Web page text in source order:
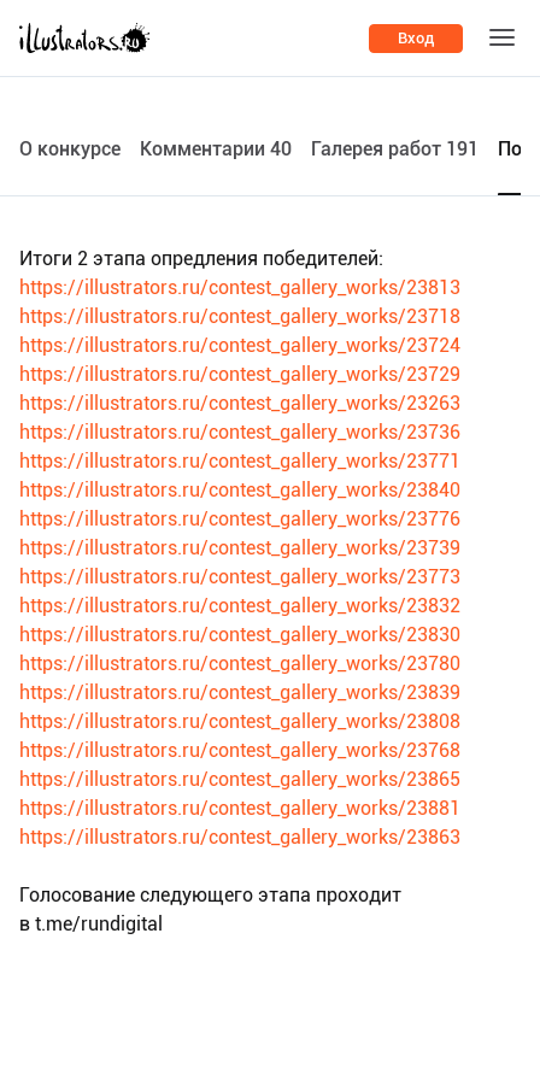
Вход
О конкурсе Комментарии 40 Галерея работ 191
Итоги 2 этапа опредления победителей:
https://illustrators.ru/contest_gallery_works/23813
https://illustrators.ru/contest_gallery_works/23718
https://illustrators.ru/contest_gallery_works/23724
https://illustrators.ru/contest_gallery_works/23729
https://illustrators.ru/contest_gallery_works/23263
https://illustrators.ru/contest_gallery_works/23736
https://illustrators.ru/contest_gallery_works/23771
https://illustrators.ru/contest_gallery_works/23840
https://illustrators.ru/contest_gallery_works/23776
https://illustrators.ru/contest_gallery_works/23739
https://illustrators.ru/contest_gallery_works/23773
https://illustrators.ru/contest_gallery_works/23832
https://illustrators.ru/contest_gallery_works/23830
https://illustrators.ru/contest_gallery_works/23780
https://illustrators.ru/contest_gallery_works/23839
https://illustrators.ru/contest_gallery_works/23808
https://illustrators.ru/contest_gallery_works/23768
https://illustrators.ru/contest_gallery_works/23865
https://illustrators.ru/contest_gallery_works/23881
https://illustrators.ru/contest_gallery_works/23863
Голосование следующего этапа проходит
в t.me/rundigital